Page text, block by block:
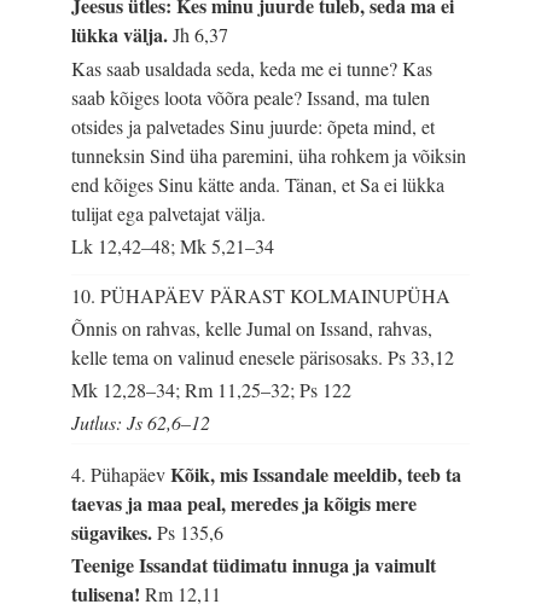
Jeesus ütles: Kes minu juurde tuleb, seda ma ei
lükka välja.Jh 6,37
Kas saab usaldada seda, keda me ei tunne? Kas
saab kõiges loota võõra peale? Issand, ma tulen
otsides ja palvetades Sinu juurde: õpeta mind, et
tunneksin Sind üha paremini, üha rohkem ja võiksin
end kõiges Sinu kätte anda. Tänan, et Sa ei lükka
tulijat ega palvetajat välja.
Lk 12,42–48; Mk 5,21–34
10. PÜHAPÄEV PÄRAST KOLMAINUPÜHA
Õnnis on rahvas, kelle Jumal on Issand, rahvas,
kelle tema on valinud enesele pärisosaks.Ps 33,12
Mk 12,28–34; Rm 11,25–32; Ps 122
Jutlus: Js 62,6–12
4. PühapäevKõik, mis Issandale meeldib, teeb ta
taevas ja maa peal, meredes ja kõigis mere
sügavikes.Ps 135,6
Teenige Issandat tüdimatu innuga ja vaimult
tulisena!Rm 12,11